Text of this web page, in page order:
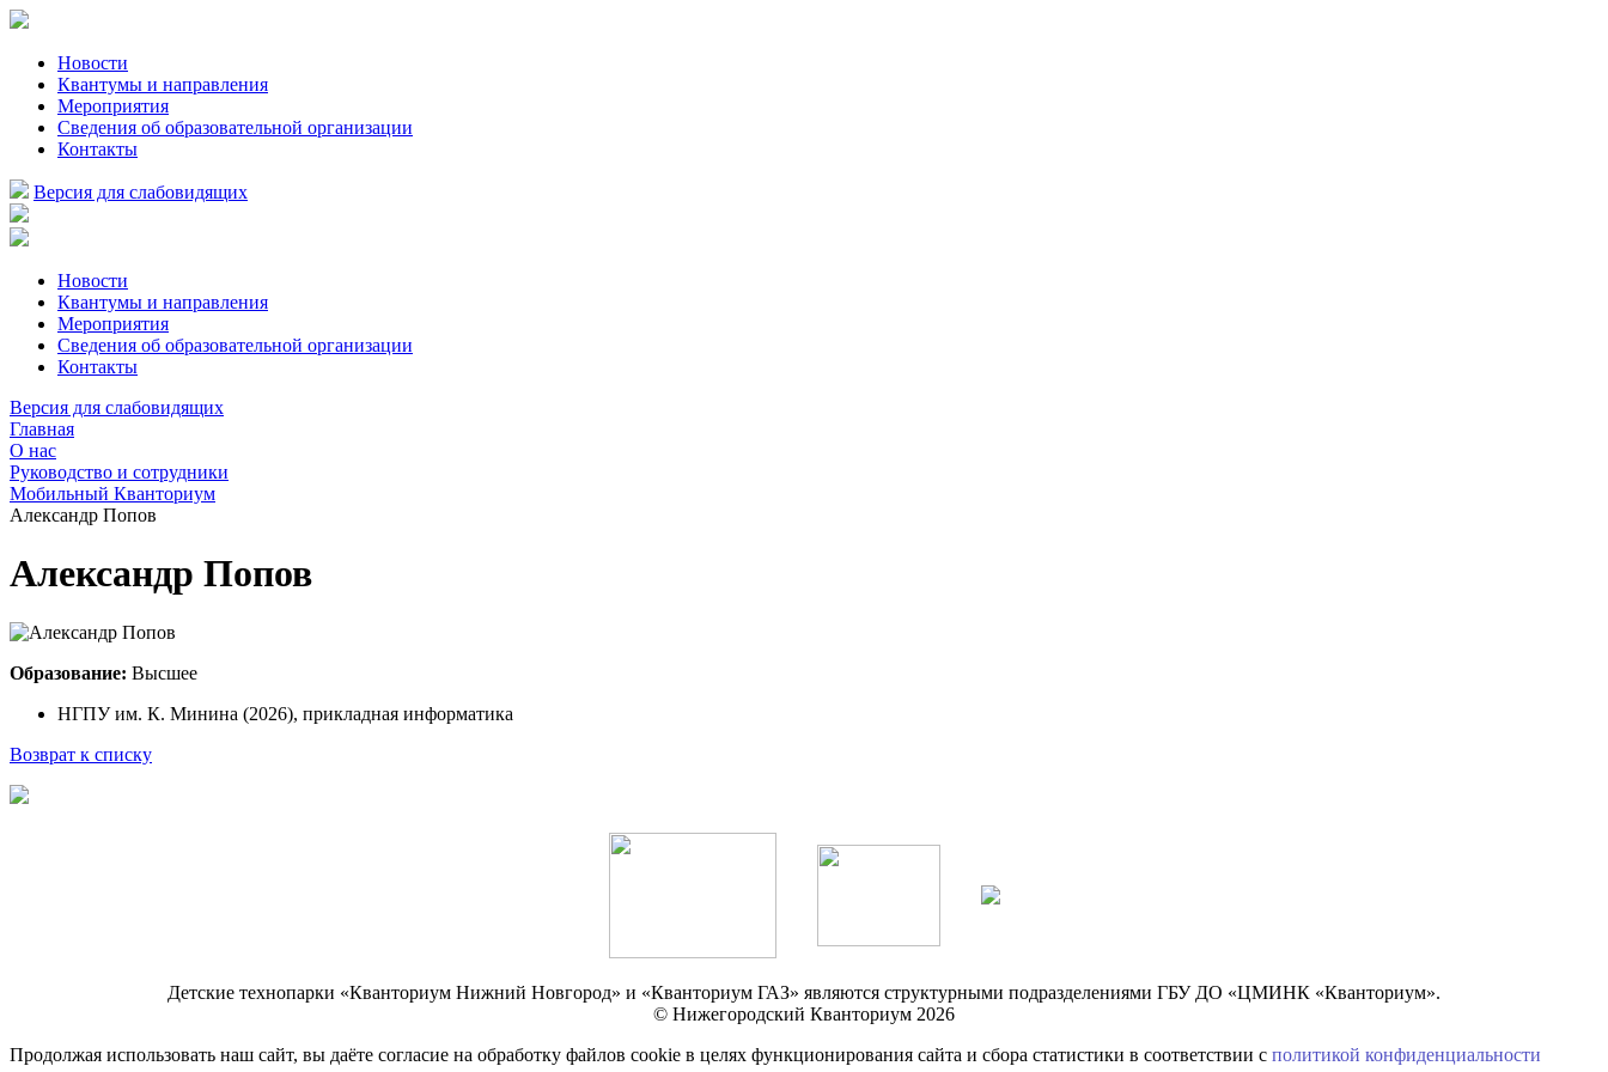
Новости
Квантумы и направления
Мероприятия
Сведения об образовательной организации
Контакты
Версия для слабовидящих
Новости
Квантумы и направления
Мероприятия
Сведения об образовательной организации
Контакты
Версия для слабовидящих
Главная
О нас
Руководство и сотрудники
Мобильный Кванториум
Александр Попов
Александр Попов
Образование: Высшее
НГПУ им. К. Минина (2026), прикладная информатика
Возврат к списку
Детские технопарки «Кванториум Нижний Новгород» и «Кванториум ГАЗ» являются структурными подразделениями ГБУ ДО «ЦМИНК «Кванториум».
© Нижегородский Кванториум 2026
Продолжая использовать наш сайт, вы даёте согласие на обработку файлов cookie в целях функционирования сайта и сбора статистики в соответствии с политикой конфиденциальности